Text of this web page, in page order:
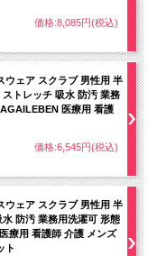
価格:8,085円(税込)
ウェア スクラブ 男性用 半
トレッチ 吸水 防汚 業務
医療用 看護
価格:6,545円(税込)
ウェア スクラブ 男性用 半
防汚 業務用洗濯可 形態
療用 看護師 介護 メンズ
ト